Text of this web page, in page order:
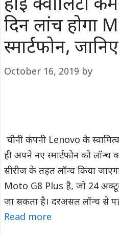
हाई क्वालिटी
दिन लांच होगा
स्मार्टफोन,
October 16, 2019 by
चीनी कंपनी Lenovo के
ही अपने नए स्मार्टफोन को लॉन्च
सीरीज के तहत लॉन्च किया
Moto G8 Plus है, जो 24
जा सकता है। दरअसल लॉन्च से
Read more